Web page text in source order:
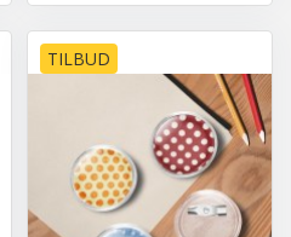
TILBUD